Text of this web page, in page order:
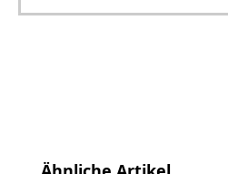
Produktgalerie überspringen